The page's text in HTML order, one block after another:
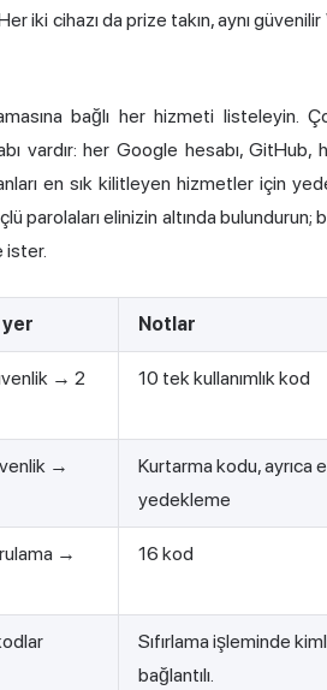
iki cihazı da prize takın, aynı güvenilir
bağlı her hizmeti listeleyin.
vardır: her Google hesabı, GitHub,
en sık kilitleyen hizmetler için
elinizin altında bulundurun;
ister.
yer Notlar
→ 2
10 tek kullanımlık kod
→
Kurtarma kodu, ayrıca
yedekleme
→
16 kod
Sıfırlama işleminde
bağlantılı.